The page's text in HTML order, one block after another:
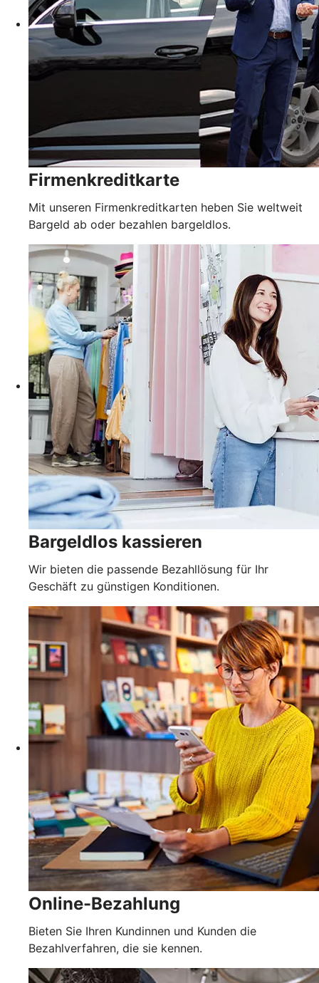
Firmenkreditkarte
Mit unseren Firmenkreditkarten heben Sie weltweit
Bargeld ab oder bezahlen bargeldlos.
Bargeldlos kassieren
Wir bieten die passende Bezahllösung für Ihr
Geschäft zu günstigen Konditionen.
Online-Bezahlung
Bieten Sie Ihren Kundinnen und Kunden die
Bezahlverfahren, die sie kennen.